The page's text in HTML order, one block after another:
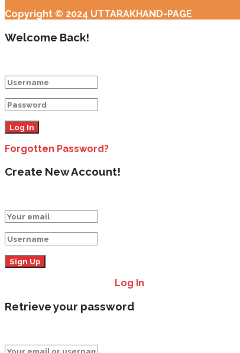
Copyright © 2024 UTTARAKHAND-PAGE
Welcome Back!
Forgotten Password?
Create New Account!
Log In
Retrieve your password